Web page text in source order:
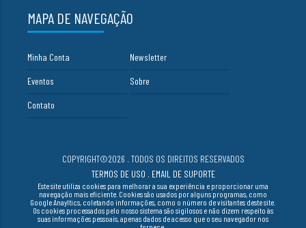
MAPA DE NAVEGAÇÃO
Minha Conta Newsletter
Eventos Sobre
Contato
COPYRIGHT©2026 . TODOS OS DIREITOS RESERVADOS
TERMOS DE USO . EMAIL DE SUPORTE
Este site utiliza cookies para melhorar a sua experiência e proporcionar uma
navegação mais eficiente. Cookies são usados por alguns programas, como
Google Anayltics, coletando informações, como o número de visitantes deste site.
Os cookies processados pelo nosso sistema são sigilosos e não dizem respeito às
suas informações pessoais, apenas dados de acesso que o seu navegador nos